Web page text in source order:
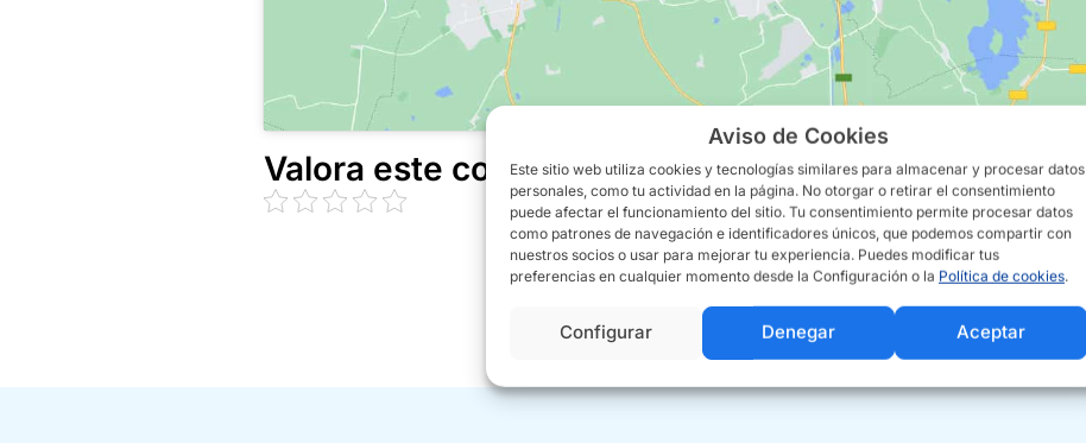
Aviso de Cookies
Este sitio web utiliza cookies y tecnologías similares para almacenar y procesar datos
personales, como tu actividad en la página. No otorgar o retirar el consentimiento
puede afectar el funcionamiento del sitio. Tu consentimiento permite procesar datos
como patrones de navegación e identificadores únicos, que podemos compartir con
nuestros socios o usar para mejorar tu experiencia. Puedes modificar tus
preferencias en cualquier momento desde la Configuración o la Política de cookies.
Aceptar
Denegar
Configurar
Valora este contenido
Actualizar datos de empresas